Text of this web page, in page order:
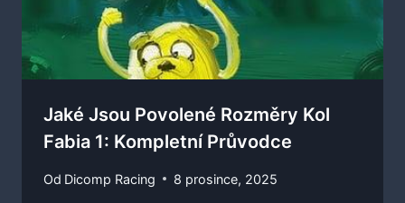
Jaké Jsou Povolené Rozměry Kol
Fabia 1: Kompletní Průvodce
Od Dicomp Racing 8 prosince, 2025